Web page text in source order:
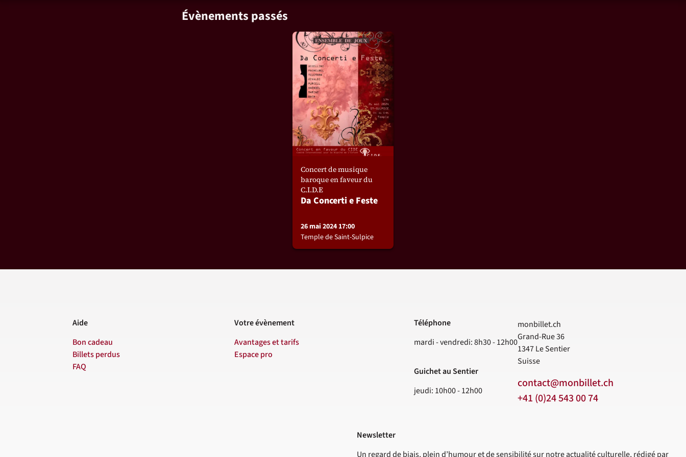
Évènements passés
Concert de musique
baroque en faveur du
C.I.D.E
Da Concerti e Feste
26 mai 2024 17:00
Temple de Saint-Sulpice
Aide
Bon cadeau
Billets perdus
FAQ
Votre évènement
Avantages et tarifs
Espace pro
Contact
Téléphone
mardi - vendredi: 8h30 - 12h00
Guichet au Sentier
jeudi: 10h00 - 12h00
monbillet.ch
Grand-Rue 36
1347Le Sentier
Suisse
contact@monbillet.ch
+41 (0)24 543 00 74
Newsletter
Un regard de biais, plein d’humour et de sensibilité sur notre actualité culturelle, rédigé par